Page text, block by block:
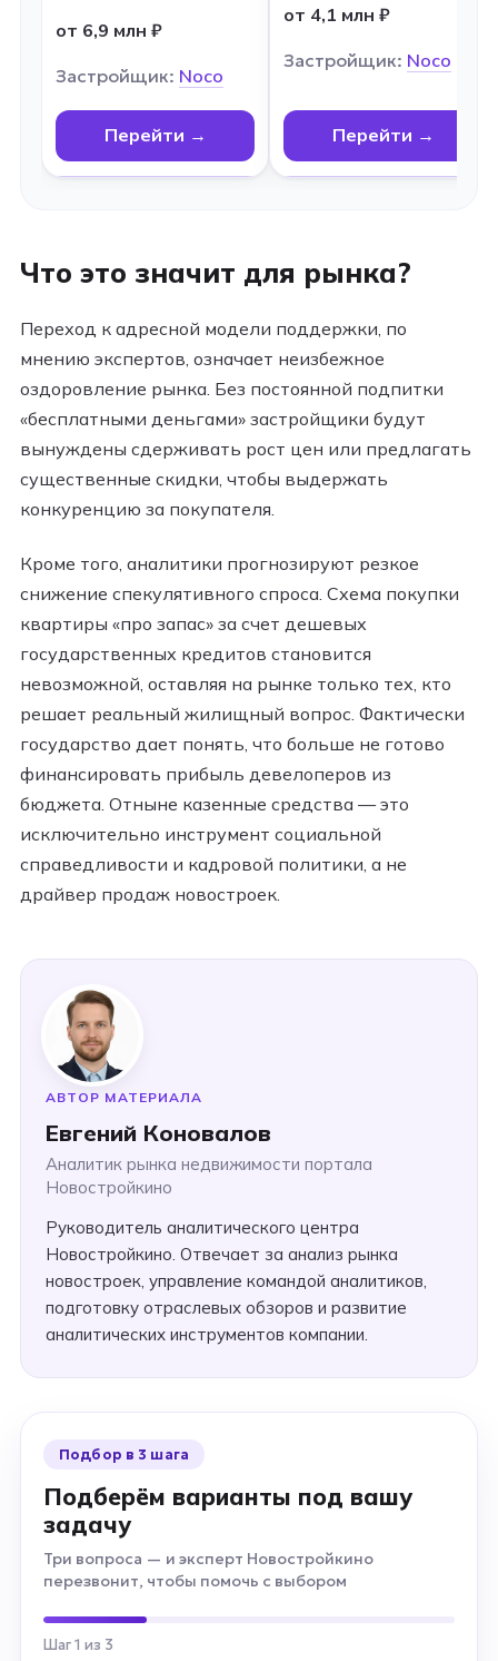
от 6,9 млн ₽
Застройщик: Noco
Перейти →
от 4,1 млн ₽
Застройщик: Noco
Перейти →
Что это значит для рынка?
Переход к адресной модели поддержки, по
мнению экспертов, означает неизбежное
оздоровление рынка. Без постоянной подпитки
«бесплатными деньгами» застройщики будут
вынуждены сдерживать рост цен или предлагать
существенные скидки, чтобы выдержать
конкуренцию за покупателя.
Кроме того, аналитики прогнозируют резкое
снижение спекулятивного спроса. Схема покупки
квартиры «про запас» за счет дешевых
государственных кредитов становится
невозможной, оставляя на рынке только тех, кто
решает реальный жилищный вопрос. Фактически
государство дает понять, что больше не готово
финансировать прибыль девелоперов из
бюджета. Отныне казенные средства — это
исключительно инструмент социальной
справедливости и кадровой политики, а не
драйвер продаж новостроек.
АВТОР МАТЕРИАЛА
Евгений Коновалов
Аналитик рынка недвижимости портала
Новостройкино
Руководитель аналитического центра
Новостройкино. Отвечает за анализ рынка
новостроек, управление командой аналитиков,
подготовку отраслевых обзоров и развитие
аналитических инструментов компании.
Подбор в 3 шага
Подберём варианты под вашу
задачу
Три вопроса — и эксперт Новостройкино
перезвонит, чтобы помочь с выбором
Шаг 1 из 3